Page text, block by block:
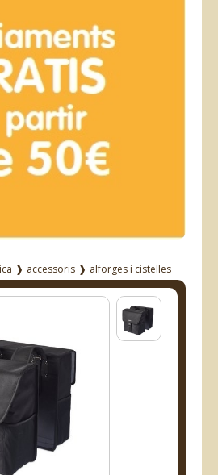
❱ accessoris ❱ alforges i cistelles